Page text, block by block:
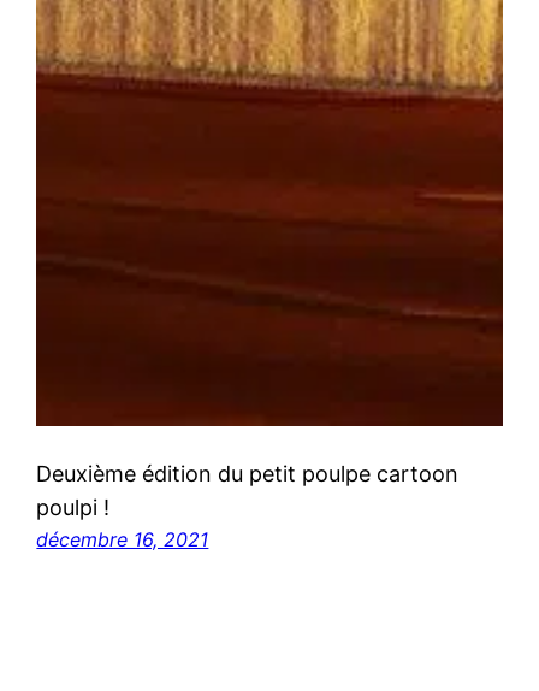
Deuxième édition du petit poulpe cartoon
poulpi !
décembre 16, 2021